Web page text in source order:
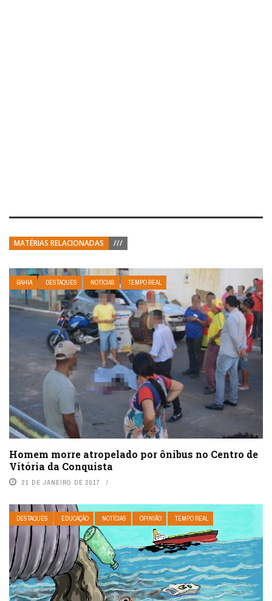
MATÉRIAS RELACIONADAS ///
BAHIA DESTAQUES NOTÍCIAS TEMPO REAL
Homem morre atropelado por ônibus no Centro de
Vitória da Conquista
21 DE JANEIRO DE 2017
DESTAQUES EDUCAÇÃO NOTÍCIAS OPINIÃO TEMPO REAL